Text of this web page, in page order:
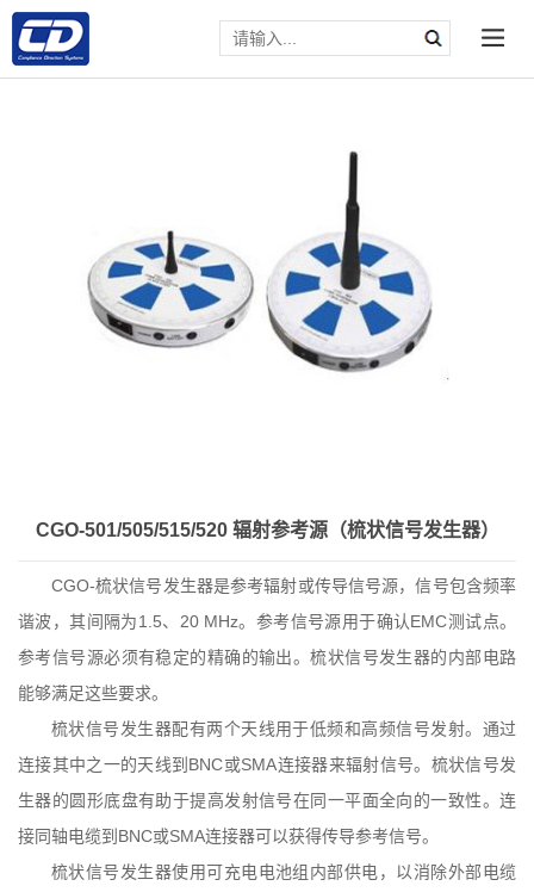
CGO-501/505/515/520 辐射参考源（梳状信号发生器）
CGO-梳状信号发生器是参考辐射或传导信号源，信号包含频率
谐波，其间隔为1.5、20 MHz。参考信号源用于确认EMC测试点。
参考信号源必须有稳定的精确的输出。梳状信号发生器的内部电路
能够满足这些要求。
梳状信号发生器配有两个天线用于低频和高频信号发射。通过
连接其中之一的天线到BNC或SMA连接器来辐射信号。梳状信号发
生器的圆形底盘有助于提高发射信号在同一平面全向的一致性。连
接同轴电缆到BNC或SMA连接器可以获得传导参考信号。
梳状信号发生器使用可充电电池组内部供电，以消除外部电缆